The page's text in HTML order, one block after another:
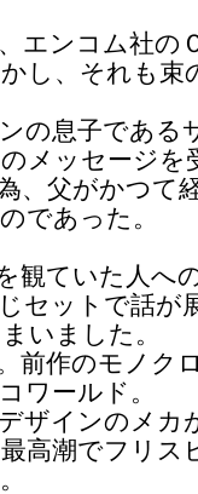
エンコム社の
し、それも束
の息子である
メッセージを
、父がかつて
であった。
観ていた人へ
セットで話が
いました。
前作のモノク
ワールド。
ザインのメカ
高潮でフリス